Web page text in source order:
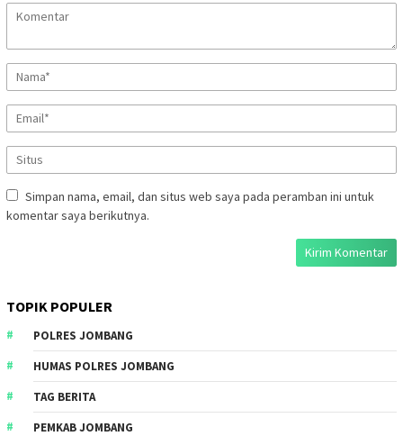
Simpan nama, email, dan situs web saya pada peramban ini untuk
komentar saya berikutnya.
TOPIK POPULER
POLRES JOMBANG
HUMAS POLRES JOMBANG
TAG BERITA
PEMKAB JOMBANG